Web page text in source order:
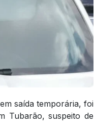
saída temporária, foi
Tubarão, suspeito de